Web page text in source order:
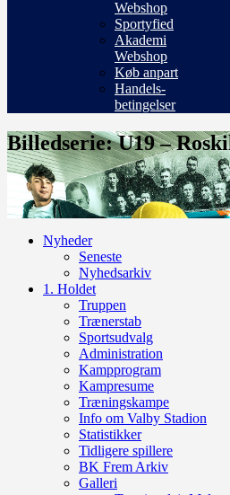
Webshop
Sportyfied
Akademi
Webshop
Køb anpart
Handels-
betingelser
Billedserie: U19 –
Nyheder
Seneste
Nyhedsarkiv
1. Holdet
Truppen
Trænerstab
Sportsudvalg
Administration
Kampprogram
Kampresume
Træningskampe
Info om Valby Stadion
Statistikker
Tidligere spillere
BK Frem Arkiv
Galleri